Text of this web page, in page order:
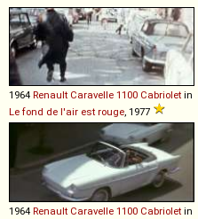
1964 Renault Caravelle 1100 Cabriolet in
Le fond de l'air est rouge, 1977
1964 Renault Caravelle 1100 Cabriolet in